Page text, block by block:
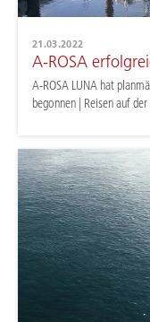
21.03.2022
A-ROSA
A-ROSA LUNA hat
begonnen | Reisen auf